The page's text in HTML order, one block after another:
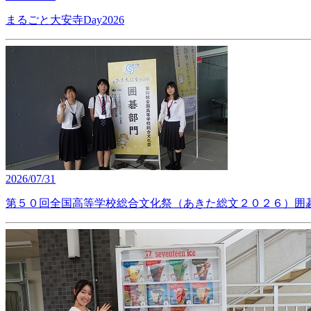
まるごと大安寺Day2026
2026/07/31
第５０回全国高等学校総合文化祭（あきた総文２０２６）囲